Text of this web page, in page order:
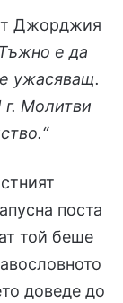
Джорджия
е да
ужасяващ.
г. Молитви
поста
той беше
доведе до